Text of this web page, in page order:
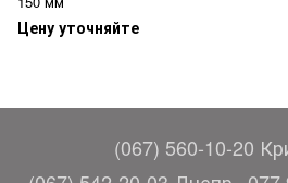
Цену уточняйте
(067) 560-10-20